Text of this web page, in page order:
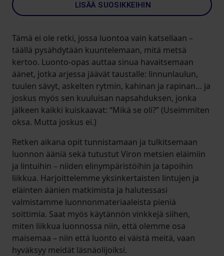
LISÄÄ SUOSIKKEIHIN
Tämä ei ole retki, jossa luontoa vain katsellaan –
täällä pysähdytään kuuntelemaan, mitä metsä
kertoo. Luonto-opas auttaa sinua havaitsemaan
äänet, jotka arjessa jäävät taustalle: linnunlaulun,
tuulen sävyt, askelten rytmin, kahinan ja rapinan… ja
joskus myös sen kuuluisan napsahduksen, jonka
jälkeen kaikki kuiskaavat: “Mikä se oli?” (Useimmiten
oksa. Mutta joskus ei.)
Retken aikana opit tunnistamaan ja tulkitsemaan
luonnon ääniä sekä tutustut Viron metsien eläimiin
ja lintuihin – niiden elinympäristöihin ja tapoihin
liikkua. Harjoittelemme yksinkertaisten lintujen ja
eläinten äänien matkimista ja halutessasi
valmistamme luonnonmateriaaleista pieniä
soittimia. Saat myös käytännön vinkkejä siihen,
miten liikkua luonnossa niin, että olemme osa
maisemaa – niin että luonto ei väistä meitä, vaan
hyväksyy meidät läsnäolijoiksi.